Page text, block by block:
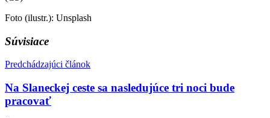
Foto (ilustr.): Unsplash
Súvisiace
Predchádzajúci článok
Na Slaneckej ceste sa nasledujúce tri noci bude
pracovať